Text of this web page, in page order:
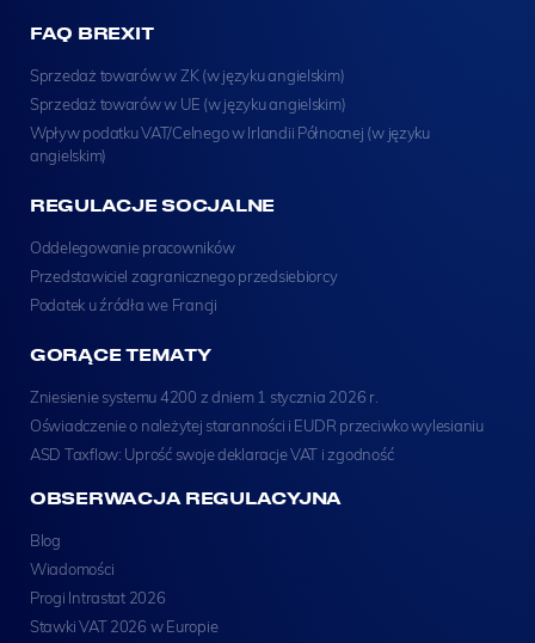
FAQ BREXIT
Sprzedaż towarów w ZK (w języku angielskim)
Sprzedaż towarów w UE (w języku angielskim)
Wpływ podatku VAT/Celnego w Irlandii Północnej (w języku
angielskim)
REGULACJE SOCJALNE
Oddelegowanie pracowników
Przedstawiciel zagranicznego przedsiebiorcy
Podatek u źródła we Francji
GORĄCE TEMATY
Zniesienie systemu 4200 z dniem 1 stycznia 2026 r.
Oświadczenie o należytej staranności i EUDR przeciwko wylesianiu
ASD Taxflow: Uprość swoje deklaracje VAT i zgodność
OBSERWACJA REGULACYJNA
Blog
Wiadomości
Progi Intrastat 2026
Stawki VAT 2026 w Europie